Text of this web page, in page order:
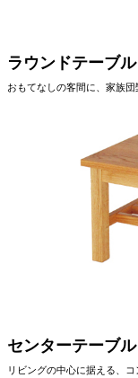
ラウンドテーブル
おもてなしの客間に、家族
センターテーブル
リビングの中心に据える、